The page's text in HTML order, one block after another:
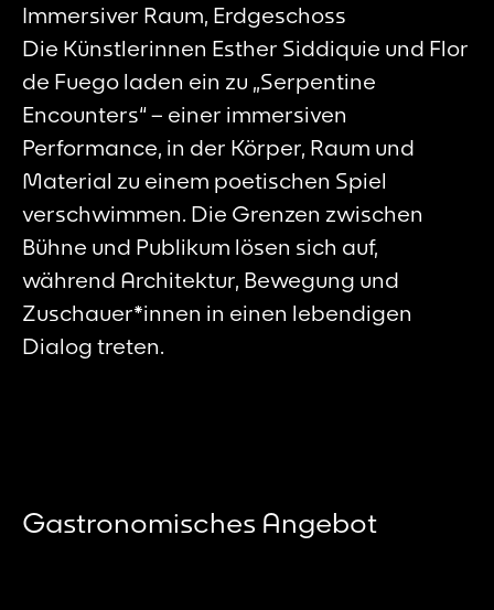
Immersiver Raum, Erdgeschoss
Die Künstlerinnen Esther Siddiquie und Flor
de Fuego laden ein zu „Serpentine
Encounters“ – einer immersiven
Performance, in der Körper, Raum und
Material zu einem poetischen Spiel
verschwimmen. Die Grenzen zwischen
Bühne und Publikum lösen sich auf,
während Architektur, Bewegung und
Zuschauer*innen in einen lebendigen
Dialog treten.
Gastronomisches Angebot